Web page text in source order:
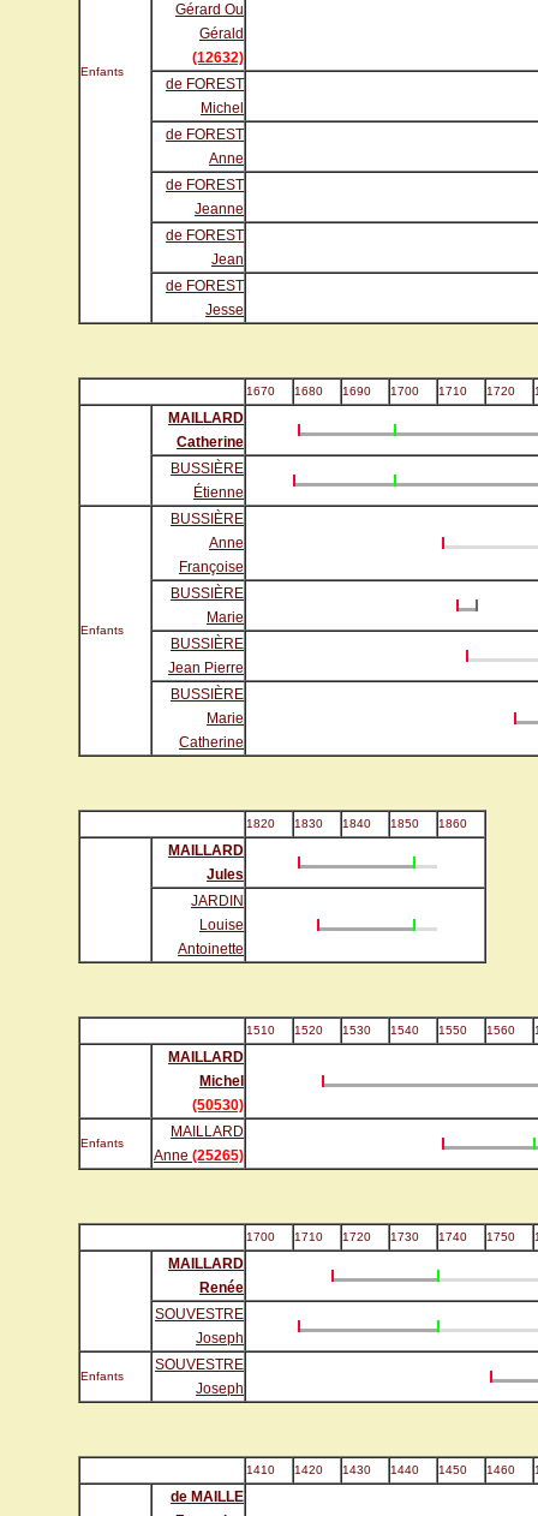
Enfants
Gérard Ou
Gérald
(12632)
de FOREST
Michel
de FOREST
Anne
de FOREST
Jeanne
de FOREST
Jean
de FOREST
Jesse
1670 1680 1690 1700 1710 1720
MAILLARD
Catherine
BUSSIÈRE
Étienne
Enfants
BUSSIÈRE
Anne
Françoise
BUSSIÈRE
Marie
BUSSIÈRE
Jean Pierre
BUSSIÈRE
Marie
Catherine
1820 1830 1840 1850 1860
MAILLARD
Jules
JARDIN
Louise
Antoinette
1510 1520 1530 1540 1550 1560
MAILLARD
Michel
(50530)
Enfants
MAILLARD
Anne (25265)
1700 1710 1720 1730 1740 1750
MAILLARD
Renée
SOUVESTRE
Joseph
Enfants
SOUVESTRE
Joseph
1410 1420 1430 1440 1450 1460
de MAILLE